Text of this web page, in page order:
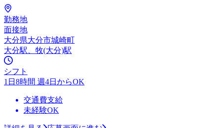
勤務地
面接地
大分県大分市城崎町
大分駅、牧(大分)駅
シフト
1日8時間 週4日からOK
交通費支給
未経験OK